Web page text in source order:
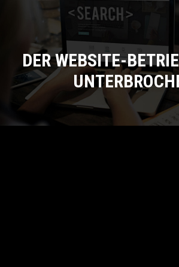
DER WEBSITE-